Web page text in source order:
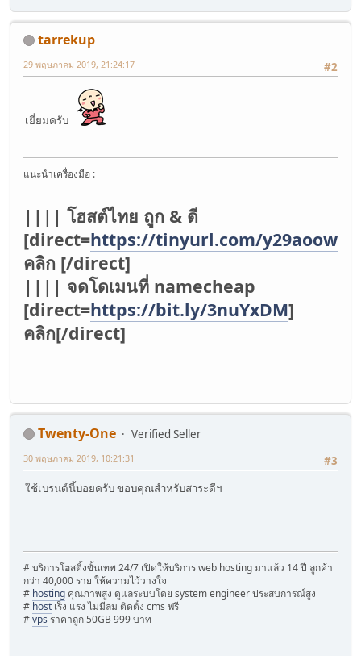
tarrekup
#2
29 พฤษภาคม 2019, 21:24:17
เยี่ยมครับ
แนะนำเครื่องมือ :
|||| โฮสต์ไทย ถูก & ดี
[direct=https://tinyurl.com/y29aoowv
คลิก [/direct]
|||| จดโดเมนที่ namecheap
[direct=https://bit.ly/3nuYxDM]
คลิก[/direct]
Twenty-One
Verified Seller
#3
30 พฤษภาคม 2019, 10:21:31
ใช้เบรนด์นี้บ่อยครับ ขอบคุณสำหรับสาระดีฯ
# บริการโฮสติ้งขั้นเทพ 24/7 เปิดให้บริการ web hosting มาแล้ว 14 ปี ลูกค้า
กว่า 40,000 ราย ให้ความไว้วางใจ
# hosting คุณภาพสูง ดูแลระบบโดย system engineer ประสบการณ์สูง
# host เร็ง แรง ไม่มีล่ม ติดตั้ง cms ฟรี
#vps ราคาถูก 50GB 999 บาท